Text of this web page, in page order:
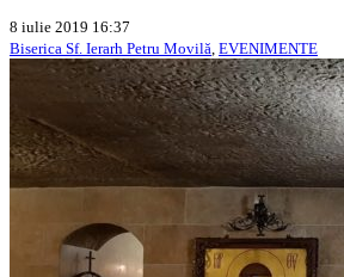
8 iulie 2019 16:37
Biserica Sf. Ierarh Petru Movilă, EVENIMENTE